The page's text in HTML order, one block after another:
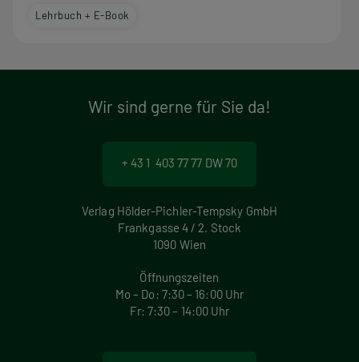
Lehrbuch + E-Book
Wir sind gerne für Sie da!
+ 43 1 403 77 77 DW 70
Verlag Hölder-Pichler-Tempsky GmbH
Frankgasse 4 / 2. Stock
1090 Wien
Öffnungszeiten
Mo – Do: 7:30 – 16:00 Uhr
Fr: 7:30 – 14:00 Uhr